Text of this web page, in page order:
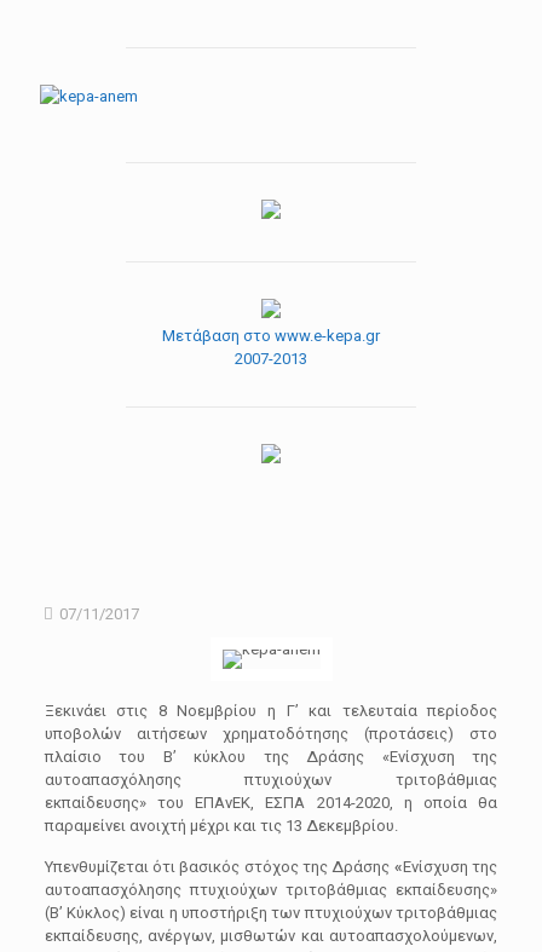
07/11/2017
Ξεκινάει στις 8 Νοεμβρίου η Γ’ και τελευταία περίοδος
υποβολών αιτήσεων χρηματοδότησης (προτάσεις) στο
πλαίσιο του Β’ κύκλου της Δράσης «Ενίσχυση της
αυτοαπασχόλησης πτυχιούχων τριτοβάθμιας
εκπαίδευσης» του ΕΠΑνΕΚ, ΕΣΠΑ 2014-2020, η οποία θα
παραμείνει ανοιχτή μέχρι και τις 13 Δεκεμβρίου.
Υπενθυμίζεται ότι βασικός στόχος της Δράσης «Ενίσχυση της
αυτοαπασχόλησης πτυχιούχων τριτοβάθμιας εκπαίδευσης»
(Β’ Κύκλος) είναι η υποστήριξη των πτυχιούχων τριτοβάθμιας
εκπαίδευσης, ανέργων, μισθωτών και αυτοαπασχολούμενων,
Μετάβαση στο www.e-kepa.gr
2007-2013